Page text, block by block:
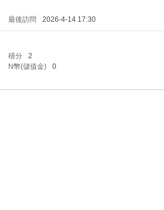
最後訪問 2026-4-14 17:30
積分 2
N幣(儲值金) 0